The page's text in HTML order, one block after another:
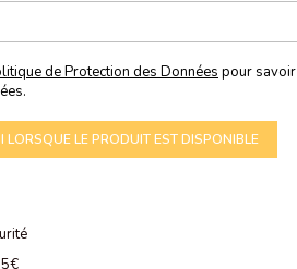
de Protection des Données pour savoir
LORSQUE LE PRODUIT EST DISPONIBLE